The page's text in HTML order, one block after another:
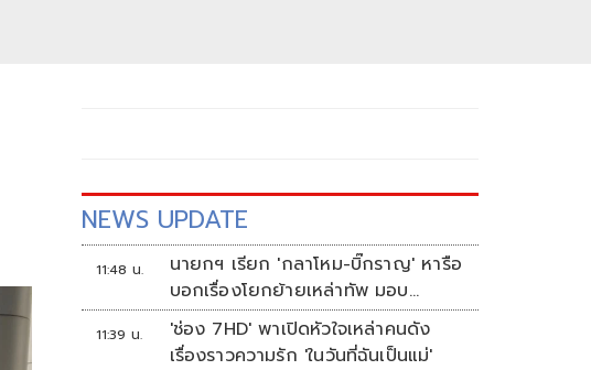
NEWS UPDATE
11:48 น.
นายกฯ เรียก 'กลาโหม-บิ๊กราญ' หารือ
บอกเรื่องโยกย้ายเหล่าทัพ มอบ
'ปกรณ์' ชงแก้กม.อาวุธปืน
11:39 น.
'ช่อง 7HD' พาเปิดหัวใจเหล่าคนดัง
เรื่องราวความรัก 'ในวันที่ฉันเป็นแม่'